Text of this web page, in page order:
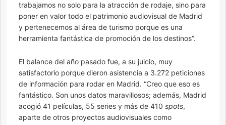
trabajamos no solo para la atracción de rodaje, sino para
poner en valor todo el patrimonio audiovisual de Madrid
y pertenecemos al área de turismo porque es una
herramienta fantástica de promoción de los destinos”.
El balance del año pasado fue, a su juicio, muy
satisfactorio porque dieron asistencia a 3.272 peticiones
de información para rodar en Madrid. “Creo que eso es
fantástico. Son unos datos maravillosos; además, Madrid
acogió 41 películas, 55 series y más de 410 spots,
aparte de otros proyectos audiovisuales como